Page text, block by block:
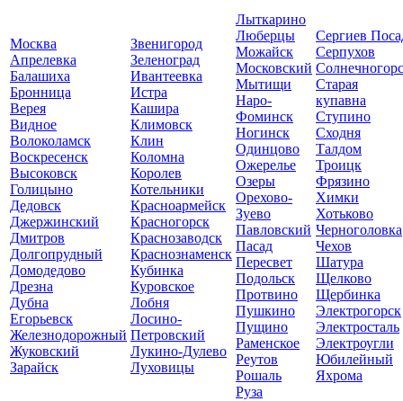
Москва
Апрелевка
Балашиха
Бронница
Верея
Видное
Волоколамск
Воскресенск
Высоковск
Голицыно
Дедовск
Джержинский
Дмитров
Долгопрудный
Домодедово
Дрезна
Дубна
Егорьевск
Железнодорожный
Жуковский
Зарайск
Звенигород
Зеленоград
Ивантеевка
Истра
Кашира
Климовск
Клин
Коломна
Королев
Котельники
Красноармейск
Красногорск
Краснозаводск
Краснознаменск
Кубинка
Куровское
Лобня
Лосино-
Петровский
Лукино-Дулево
Луховицы
Лыткарино
Люберцы
Можайск
Московский
Мытищи
Наро-
Фоминск
Ногинск
Одинцово
Ожерелье
Озеры
Орехово-
Зуево
Павловский
Пасад
Пересвет
Подольск
Протвино
Пушкино
Пущино
Раменское
Реутов
Рошаль
Руза
Сергиев
Серпухов
Старая
купавна
Ступино
Сходня
Талдом
Троицк
Фрязино
Химки
Хотьково
Черноголовка
Чехов
Шатура
Щелково
Щербинка
Электрогорск
Электросталь
Электроугли
Юбилейный
Яхрома